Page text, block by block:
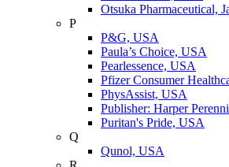
Otsuka Pharmaceutical,
P
P&G, USA
Paula’s Choice, USA
Pearlessence, USA
Pfizer Consumer
PhysAssist, USA
Publisher: Harper
Puritan's Pride, USA
Q
Qunol, USA